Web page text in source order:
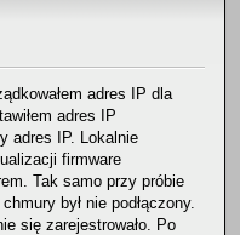
adres IP dla
adres IP
adres IP. Lokalnie
firmware
Tak samo przy próbie
był nie podłączony.
się zarejestrowało. Po